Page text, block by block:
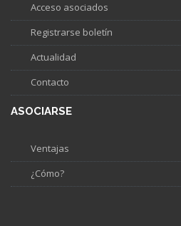
Acceso asociados
Registrarse boletín
Actualidad
Contacto
ASOCIARSE
Ventajas
¿Cómo?